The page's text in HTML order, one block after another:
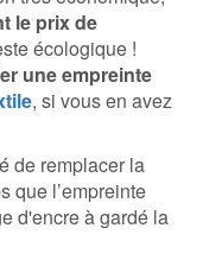
le prix de
écologique !
une empreinte
, si vous en avez
de remplacer la
que l’empreinte
d'encre à gardé la